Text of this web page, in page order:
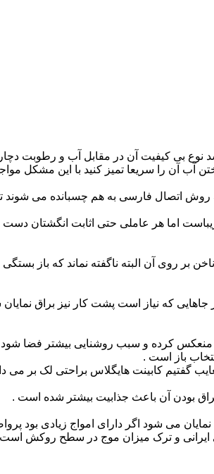
نوع بی کیفیت آن در مقابل آب و رطوبت
آب آن را سریعا تمیز کنید با این مشکل
اتصال فارسی به هم چسبانده می شوند
اما هر عاملی حتی اثابت انگشتان
روی آن البته ناگفته نماند که باز
که نیاز است پشت کار نیز براق
منعکس کرده و سبب روشنایی بیشتر فضا
باز است .
گفتیم کابینت هایگلاس براحتی لک بر می
بودن آن باعث جذابیت بیشتر شده است .
نمایان می شود اگر دارای امواج زیادی
ایرانی و ترک میزان موج در سطح